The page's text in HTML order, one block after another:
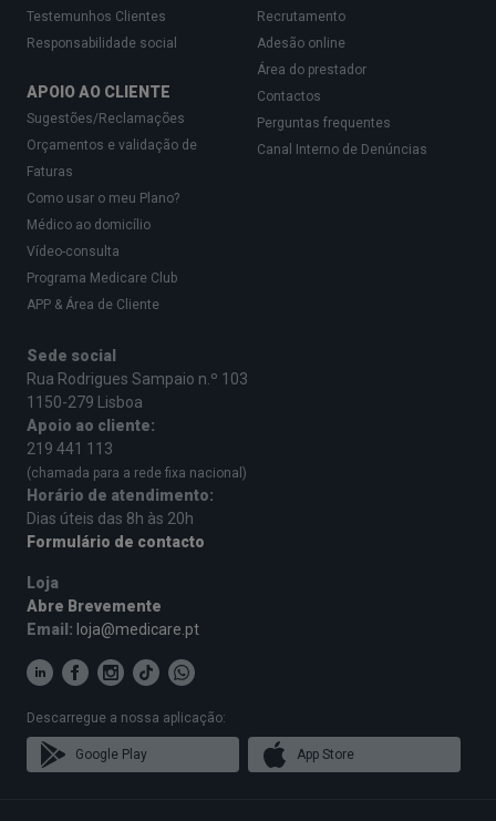
Testemunhos Clientes
Responsabilidade social
APOIO AO CLIENTE
Sugestões/Reclamações
Orçamentos e validação de
Faturas
Como usar o meu Plano?
Médico ao domicílio
Vídeo-consulta
Programa Medicare Club
APP & Área de Cliente
Recrutamento
Adesão online
Área do prestador
Contactos
Perguntas frequentes
Canal Interno de Denúncias
Sede social
Rua Rodrigues Sampaio n.º 103
1150-279 Lisboa
Apoio ao cliente:
219 441 113
(chamada para a rede fixa nacional)
Horário de atendimento:
Dias úteis das 8h às 20h
Formulário de contacto
Loja
Abre Brevemente
Email: loja@medicare.pt
Descarregue a nossa aplicação:
Google Play App Store